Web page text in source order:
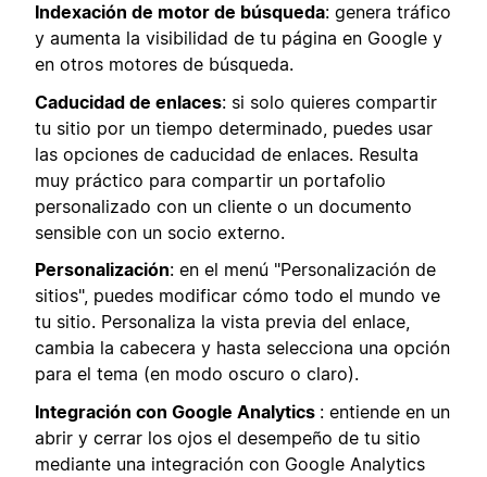
Indexación de motor de búsqueda: genera tráfico
y aumenta la visibilidad de tu página en Google y
en otros motores de búsqueda.
Caducidad de enlaces: si solo quieres compartir
tu sitio por un tiempo determinado, puedes usar
las opciones de caducidad de enlaces. Resulta
muy práctico para compartir un portafolio
personalizado con un cliente o un documento
sensible con un socio externo.
Personalización: en el menú "Personalización de
sitios", puedes modificar cómo todo el mundo ve
tu sitio. Personaliza la vista previa del enlace,
cambia la cabecera y hasta selecciona una opción
para el tema (en modo oscuro o claro).
Integración con Google Analytics : entiende en un
abrir y cerrar los ojos el desempeño de tu sitio
mediante una integración con Google Analytics